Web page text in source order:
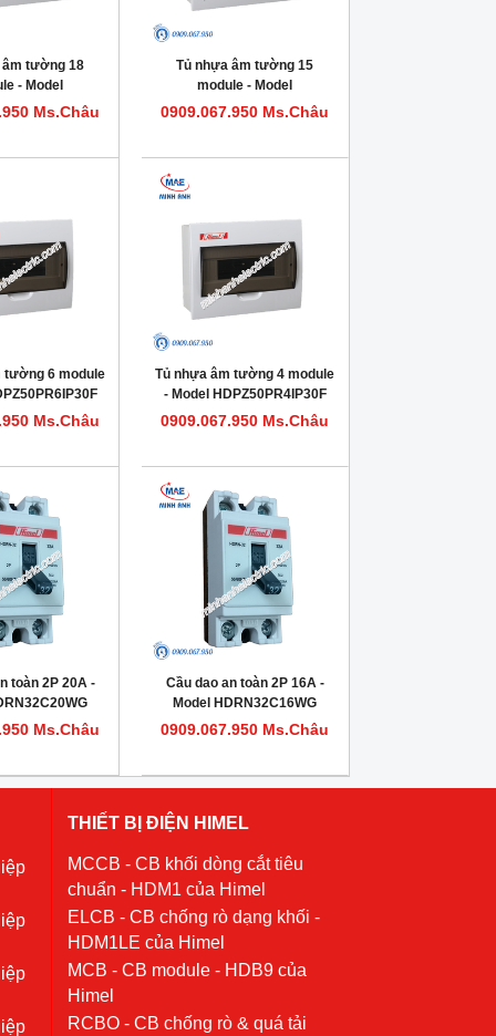
âm tường 18
- Model
Ms.Châu
Tủ nhựa âm tường 15
module - Model
HDPZ50PR15IP30F
0909.067.950 Ms.Châu
tường 6 module
Ms.Châu
Tủ nhựa âm tường 4 module
- Model HDPZ50PR4IP30F
0909.067.950 Ms.Châu
toàn 2P 20A -
Ms.Châu
Cầu dao an toàn 2P 16A -
Model HDRN32C16WG
0909.067.950 Ms.Châu
THIẾT BỊ ĐIỆN HIMEL
MCCB - CB khối dòng cắt tiêu
chuẩn - HDM1 của Himel
ELCB - CB chống rò dạng khối -
HDM1LE của Himel
MCB - CB module - HDB9 của
Himel
RCBO - CB chống rò & quá tải